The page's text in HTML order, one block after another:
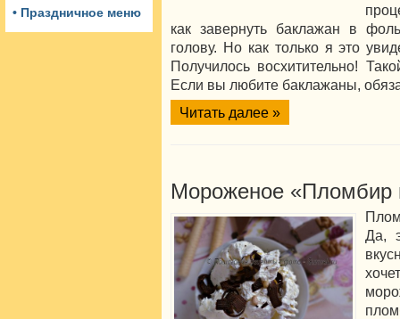
• Праздничное меню
как завернуть баклажан в
голову. Но как только я это
Получилось восхитительно!
Если вы любите баклажаны,
Читать далее »
Мороженое
Да,